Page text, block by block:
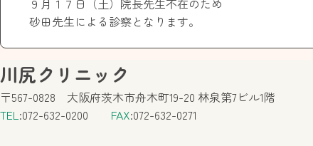
９月１７日（土）院長先生不在のため
砂田先生による診察となります。
川尻クリニック
〒567-0828 大阪府茨木市舟木町19-20 林泉第7ビル1階
TEL:072-632-0200 FAX:072-632-0271